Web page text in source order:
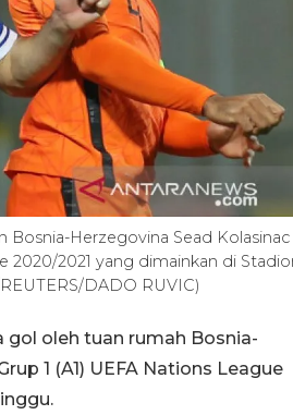
Bosnia-Herzegovina Sead
2020/2021 yang dimainkan di
DADO RUVIC)
gol oleh tuan rumah Bosnia-
1 (A1) UEFA Nations League